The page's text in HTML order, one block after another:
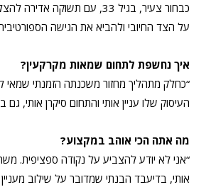
כבחור צעיר, בגיל 33, עם תשוקה
על הצד החיובי ולהביא את הגישה
איך נחשפת לתחום שמאות מקרקעין?
“כחלק מתהליך מחזור משכנתה הזמנתי שמאי
העיסוק שלו עניין אותי והתחום סיקרן אותי,
מה אתה הכי אוהב במקצוע?
“אני לא יודע להצביע על נקודה ספציפית.
אותי, בדיעבד הבנתי שמדובר על שילוב